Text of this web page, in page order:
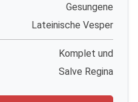
Gesungene
Lateinische Vesper
Komplet und
Salve Regina